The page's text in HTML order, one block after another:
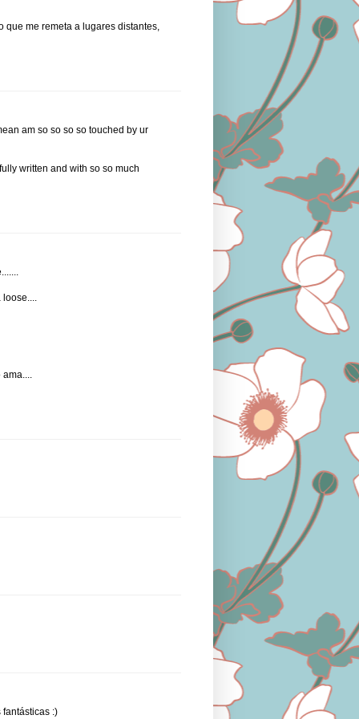
que me remeta a lugares distantes,
am so so so so touched by ur
written and with so so much
loose....
:)